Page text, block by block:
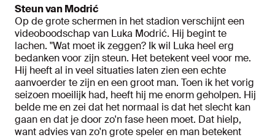
Steun van Modrić
Op de grote schermen in het stadion verschijnt een
videoboodschap van Luka Modrić. Hij begint te
lachen. "Wat moet ik zeggen? Ik wil Luka heel erg
bedanken voor zijn steun. Het betekent veel voor me.
Hij heeft al in veel situaties laten zien een echte
aanvoerder te zijn en een groot man. Toen ik het vorig
seizoen moeilijk had, heeft hij me enorm geholpen. Hij
belde me en zei dat het normaal is dat het slecht kan
gaan en dat je door zo'n fase heen moet. Dat hielp,
want advies van zo'n grote speler en man betekent